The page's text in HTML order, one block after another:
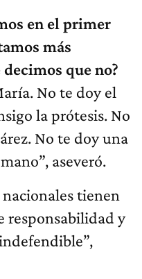
en el primer
más
que no?
No te doy el
la prótesis. No
No te doy una
aseveró.
tienen
responsabilidad y